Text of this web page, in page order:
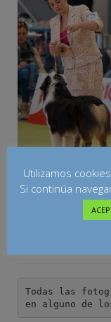
Todas las
en alguno de
Utilizamos
Si continúa